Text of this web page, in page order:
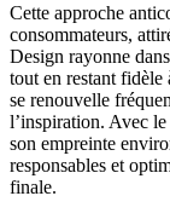
Cette approche
consommateurs,
Design rayonne
tout en restant fidèle
se renouvelle
l’inspiration. Avec le
son empreinte
responsables et
finale.